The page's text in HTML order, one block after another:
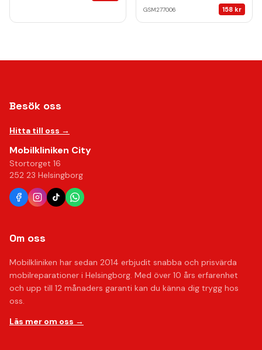
GSM277006 158 kr
Besök oss
Hitta till oss →
Mobilkliniken City
Stortorget 16
252 23 Helsingborg
Om oss
Mobilkliniken har sedan 2014 erbjudit snabba och prisvärda
mobilreparationer i Helsingborg. Med över 10 års erfarenhet
och upp till 12 månaders garanti kan du känna dig trygg hos
oss.
Läs mer om oss →